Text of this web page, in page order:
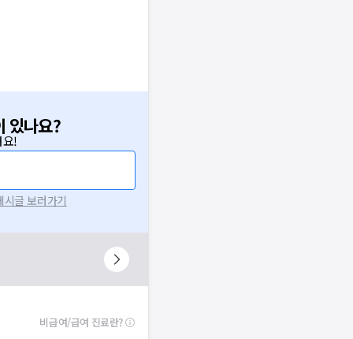
있나요?
요!
글 보러가기
비급여/급여 진료란?